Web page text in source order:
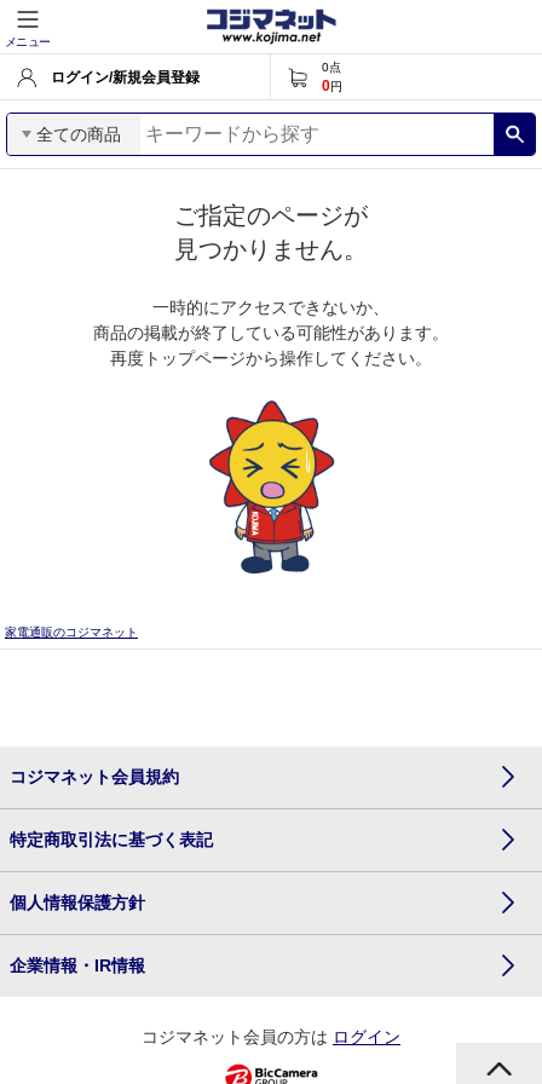
メニュー
ログイン/新規会員登録
0点
0円
全ての商品
ご指定のページが
見つかりません。
一時的にアクセスできないか、
商品の掲載が終了している可能性があります。
再度トップページから操作してください。
家電通販のコジマネット
コジマネット会員規約
特定商取引法に基づく表記
個人情報保護方針
企業情報・IR情報
コジマネット会員の方は ログイン